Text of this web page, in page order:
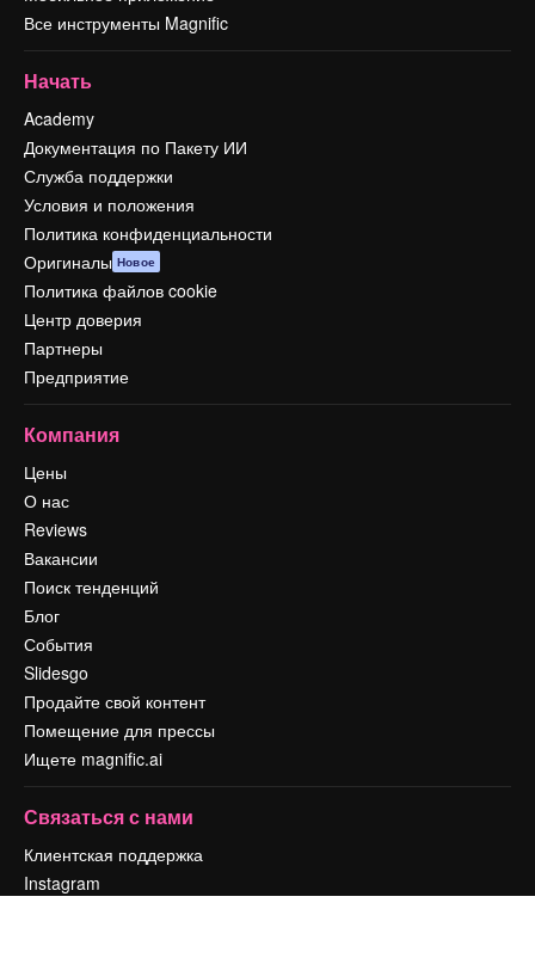
Все инструменты Magnific
Начать
Academy
Документация по Пакету ИИ
Служба поддержки
Условия и положения
Политика конфиденциальности
Оригиналы Новое
Политика файлов cookie
Центр доверия
Партнеры
Предприятие
Компания
Цены
О нас
Reviews
Вакансии
Поиск тенденций
Блог
События
Slidesgo
Продайте свой контент
Помещение для прессы
Ищете magnific.ai
Связаться с нами
Клиентская поддержка
Instagram